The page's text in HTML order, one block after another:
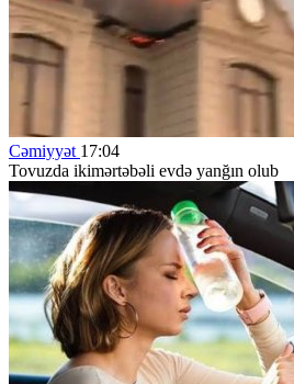
Cəmiyyət 17:04
Tovuzda ikimərtəbəli evdə yanğın olub